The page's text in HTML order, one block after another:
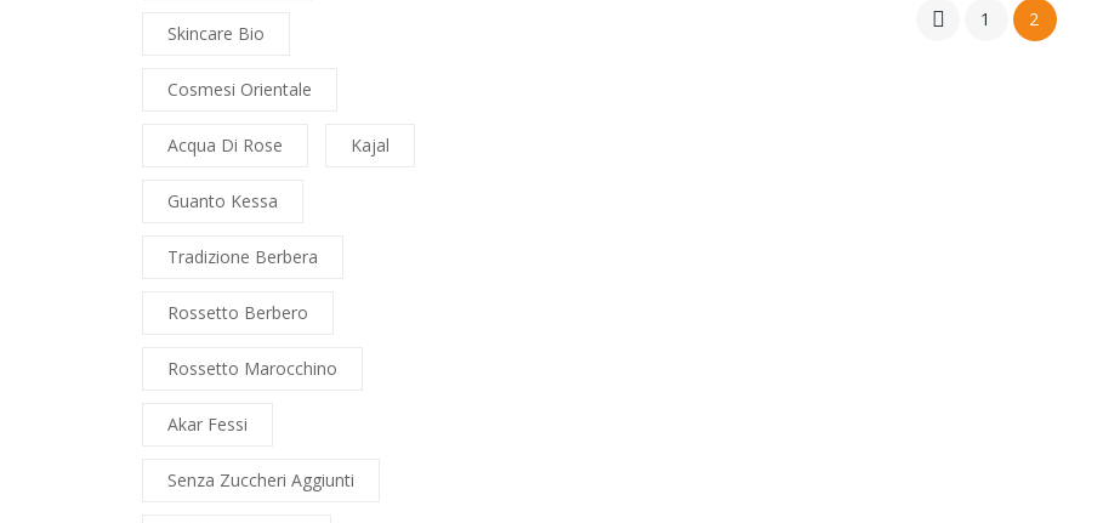
Skincare Bio
Cosmesi Orientale
Acqua Di Rose Kajal
Guanto Kessa
Tradizione Berbera
Rossetto Berbero
Rossetto Marocchino
Akar Fessi
Senza Zuccheri Aggiunti
 1 2